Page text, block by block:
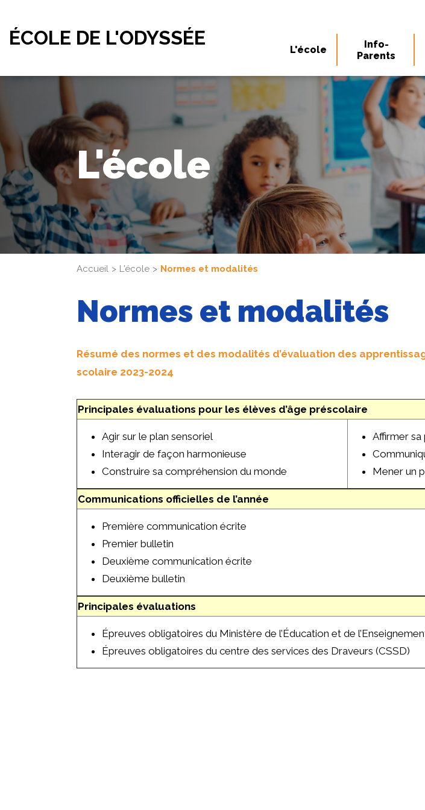
ÉCOLE DE L'ODYSSÉE
L'école
Info-
Parents
L'école
Accueil L'école Normes et modalités
Normes et modalités
Résumé des normes et des modalités d’évaluation des
scolaire 2023-2024
Principales évaluations pour les élèves d’âge préscolaire
Agir sur le plan sensoriel
Interagir de façon harmonieuse
Construire sa compréhension du monde
Affirmer sa
Mener un
Communications officielles de l’année
Première communication écrite
Premier bulletin
Deuxième communication écrite
Deuxième bulletin
Principales évaluations
Épreuves obligatoires du Ministère de l’Éducation et de
Épreuves obligatoires du centre des services des Draveurs (CSSD)